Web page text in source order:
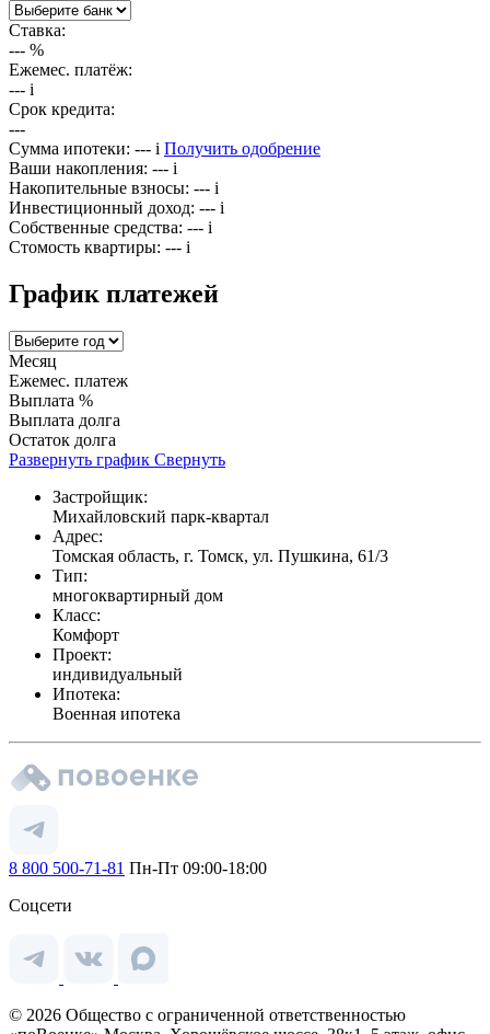
Ставка:
--- %
Ежемес. платёж:
--- i
Срок кредита:
---
Сумма ипотеки: --- i Получить одобрение
Ваши накопления: --- i
Накопительные взносы: --- i
Инвестиционный доход: --- i
Собственные средства: --- i
Стомость квартиры: --- i
График платежей
Месяц
Ежемес. платеж
Выплата %
Выплата долга
Остаток долга
Развернуть график Свернуть
Застройщик:
Михайловский парк-квартал
Адрес:
Томская область, г. Томск, ул. Пушкина, 61/3
Тип:
многоквартирный дом
Класс:
Комфорт
Проект:
индивидуальный
Ипотека:
Военная ипотека
8 800 500-71-81 Пн-Пт 09:00-18:00
Соцсети
© 2026 Общество с ограниченной ответственностью